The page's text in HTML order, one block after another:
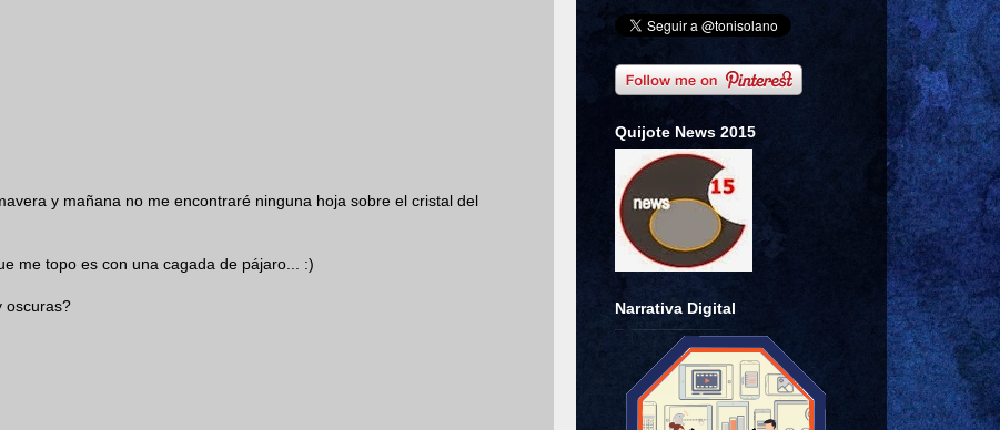
y mañana no me encontraré ninguna hoja sobre el cristal del
me topo es con una cagada de pájaro... :)
oscuras?
Quijote News 2015
Narrativa Digital